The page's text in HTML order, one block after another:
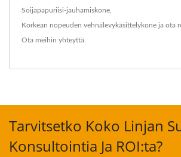
Soijapapuriisi-jauhamiskone
Korkean nopeuden vehnälevykäsittelykone ja ota
Ota meihin yhteyttä
Tarvitsetko Koko Linjan
Konsultointia Ja ROI:ta?